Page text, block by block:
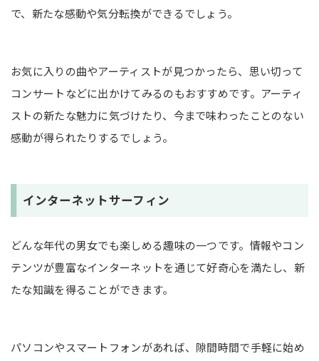
で、新たな感動や気分転換ができるでしょう。
お気に入りの曲やアーティストが見つかったら、思い切って
コンサートなどに出かけてみるのもおすすめです。アーティ
ストの新たな魅力に気づけたり、今まで味わったことのない
感動が得られたりするでしょう。
インターネットサーフィン
どんな年代の男女でも楽しめる趣味の一つです。情報やコン
テンツが豊富なインターネットを通じて好奇心を満たし、新
たな知識を得ることができます。
パソコンやスマートフォンがあれば、隙間時間で手軽に始め